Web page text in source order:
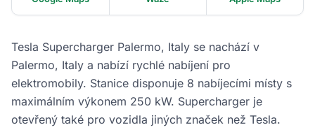
Tesla Supercharger Palermo, Italy se nachází v
Palermo, Italy a nabízí rychlé nabíjení pro
elektromobily. Stanice disponuje 8 nabíjecími místy s
maximálním výkonem 250 kW. Supercharger je
otevřený také pro vozidla jiných značek než Tesla.